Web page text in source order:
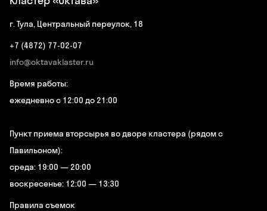
г. Тула, Центральный переулок, 18
+7 (4872) 77-02-07
info@oktavaklaster.ru
Время работы:
ежедневно с 12:00 до 21:00
Пункт приема вторсырья во дворе кластера (рядом с
Павильоном):
среда: 19:00 — 20:00
воскресенье: 12:00 — 13:30
Правила съемок